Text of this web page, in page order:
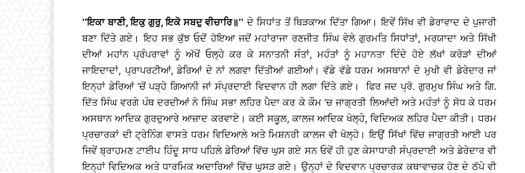
‘‘ਇਕਾ ਬਾਣੀ, ਇਕੁ ਗੁਰੁ, ਇਕੋ ਸਬਦੁ ਵੀਚਾਰਿ॥’’ ਦੇ ਸਿਧਾਂਤ ਤੋਂ ਥਿੜਕਾਅ ਦਿੱਤਾ ਗਿਆ। ਇਵੇਂ ਸਿੱਖ ਵੀ ਡੇਰਾਵਾਦ ਦੇ ਪੁਜਾਰੀ
ਬਣਾ ਦਿੱਤੇ ਗਏ। ਇਹ ਸਭ ਕੁੱਝ ਓਦੋਂ ਹੋਇਆ ਜਦੋਂ ਮਹਾਂਰਾਜਾ ਰਣਜੀਤ ਸਿੰਘ ਵੇਲੇ ਗੁਰਮਤਿ ਸਿਧਾਂਤਾਂ, ਮਰਯਾਦਾ ਅਤੇ ਸਿੱਖੀ
ਦੀਆਂ ਮਹਾਂਨ ਪ੍ਰੰਪਰਾਵਾਂ ਨੂੰ ਅੱਖੋਂ ਓਲ੍ਹੇ ਕਰ ਕੇ ਸਨਾਤਨੀ ਸੰਤਾਂ, ਮਹੰਤਾਂ ਨੂੰ ਮਹਾਨਤਾ ਦਿੰਦੇ ਹੋਏ ਲੱਖਾਂ ਕਰੋੜਾਂ ਦੀਆਂ
ਜਾਇਦਾਦਾਂ, ਪ੍ਰਾਪਰਟੀਆਂ, ਡੇਰਿਆਂ ਦੇ ਨਾਂ ਲਗਵਾ ਦਿੱਤੀਆਂ ਗਈਆਂ। ਵੱਡੇ ਵੱਡੇ ਧਰਮ ਅਸਥਾਨਾਂ ਦੇ ਮੁਖੀ ਵੀ ਡੇਰੇਦਾਰ ਜਾਂ
ਇਨ੍ਹਾਂ ਡੇਰਿਆਂ ’ਚੋਂ ਪੜ੍ਹੇ ਗਿਆਨੀ ਜਾਂ ਸੰਪ੍ਰਦਾਈ ਵਿਦਵਾਨ ਹੀ ਲਗਾ ਦਿੱਤੇ ਗਏ। ਫਿਰ ਜਦ ਪ੍ਰੋ. ਗੁਰਮੁਖ ਸਿੰਘ ਅਤੇ ਗਿ.
ਦਿੱਤ ਸਿੰਘ ਵਰਗੇ ਪੰਥ ਦਰਦੀਆਂ ਨੇ ਸਿੰਘ ਸਭਾ ਲਹਿਰ ਪੈਦਾ ਕਰ ਕੇ ਕੌਮ ’ਚ ਜਾਗ੍ਰਤੀ ਲਿਆਂਦੀ ਅਤੇ ਮਹੰਤਾਂ ਨੂੰ ਸੋਧ ਕੇ ਧਰਮ
ਅਸਥਾਨ ਆਦਿਕ ਗੁਰਦੁਆਰੇ ਆਜ਼ਾਦ ਕਰਵਾਏ। ਕਈ ਸਕੂਲ, ਕਾਲਜ ਆਦਿਕ ਖੋਲ੍ਹੇ, ਵਿਦਿਅਕ ਲਹਿਰ ਪੈਦਾ ਕੀਤੀ। ਧਰਮ
ਪ੍ਰਚਾਰਕਾਂ ਦੀ ਟ੍ਰੇਨਿੰਗ ਵਾਸਤੇ ਧਰਮ ਵਿਦਿਆਲੇ ਅਤੇ ਮਿਸ਼ਨਰੀ ਕਾਲਜ ਵੀ ਖੋਲ੍ਹੇ। ਇਉਂ ਸਿੱਖਾਂ ਵਿੱਚ ਜਾਗ੍ਰਤੀ ਆਈ ਪਰ
ਜਿਵੇਂ ਬ੍ਰਾਹਮਣ ਟਾਈਪ ਹਿੰਦੂ ਸਾਧ ਪਹਿਲੇ ਡੇਰਿਆਂ ਵਿੱਚ ਘੁਸ ਗਏ ਸਨ ਓਵੇਂ ਹੀ ਹੁਣ ਕੇਸਾਧਾਰੀ ਸੰਪ੍ਰਦਾਈ ਅਤੇ ਡੇਰੇਦਾਰ ਵੀ
ਇਨ੍ਹਾਂ ਵਿਦਿਅਕ ਅਤੇ ਧਾਰਮਿਕ ਅਦਾਰਿਆਂ ਵਿੱਚ ਘੁਸੜ ਗਏ। ਉਨ੍ਹਾਂ ਦੇ ਵਿਦਵਾਨ ਪ੍ਰਚਾਰਕ ਕਥਾਵਾਚਕ ਹੋਣ ਦੇ ਠੱਪੇ ਵੀ